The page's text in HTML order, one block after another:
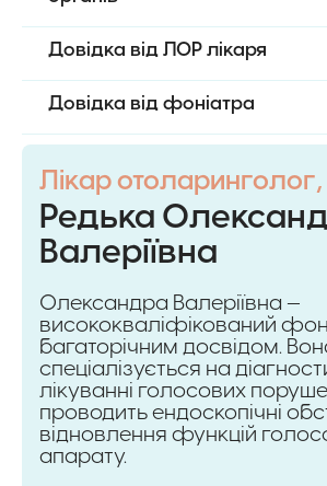
Довідка від ЛОР лікаря
Довідка від фоніатра
Лікар
Редька
Валеріївна
Олександра Валеріївна —
висококваліфікований
багаторічним досвідом.
спеціалізується на
лікуванні голосових
проводить ендоскопічні
відновлення функцій
апарату.